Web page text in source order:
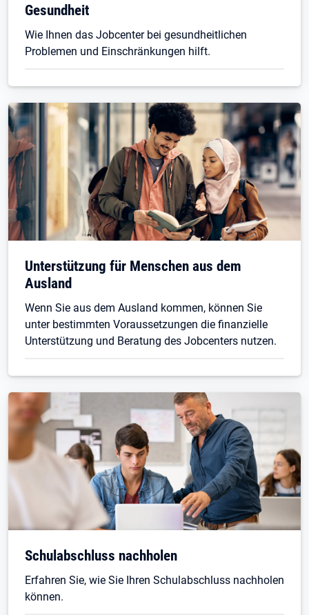
Gesundheit
Wie Ihnen das Jobcenter bei gesundheitlichen
Problemen und Einschränkungen hilft.
Unterstützung für Menschen aus dem
Ausland
Wenn Sie aus dem Ausland kommen, können Sie
unter bestimmten Voraussetzungen die finanzielle
Unterstützung und Beratung des Jobcenters nutzen.
Schulabschluss nachholen
Erfahren Sie, wie Sie Ihren Schulabschluss nachholen
können.